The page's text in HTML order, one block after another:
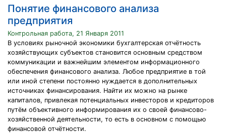
Понятие финансового анализа
предприятия
Контрольная работа, 21 Января 2011
В условиях рыночной экономики бухгалтерская отчётность
хозяйствующих субъектов становится основным средством
коммуникации и важнейшим элементом информационного
обеспечения финансового анализа. Любое предприятие в той
или иной степени постоянно нуждается в дополнительных
источниках финансирования. Найти их можно на рынке
капиталов, привлекая потенциальных инвесторов и кредиторов
путём объективного информирования их о своей финансово-
хозяйственной деятельности, то есть в основном с помощью
финансовой отчётности.